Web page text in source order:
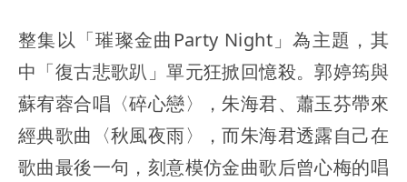
整集以「璀璨金曲Party Night」為主題，其
中「復古悲歌趴」單元狂掀回憶殺。郭婷筠與
蘇宥蓉合唱〈碎心戀〉，朱海君、蕭玉芬帶來
經典歌曲〈秋風夜雨〉，而朱海君透露自己在
歌曲最後一句，刻意模仿金曲歌后曾心梅的唱